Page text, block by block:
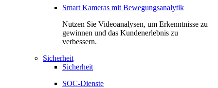
Smart Kameras mit Bewegungsanalytik
Nutzen Sie Videoanalysen, um Erkenntnisse zu
gewinnen und das Kundenerlebnis zu
verbessern.
Sicherheit
Sicherheit
SOC-Dienste